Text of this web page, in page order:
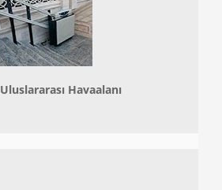
Uluslararası Havaalanı